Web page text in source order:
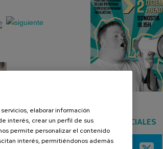
REDES SOCIALES
elaborar información
interés, crear un perfil de sus
permite personalizar el contenido
interés, permitiéndonos además